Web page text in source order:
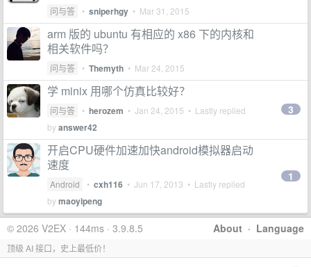
问与答 • sniperhgy • Mar 31, 2015
arm 版的 ubuntu 有相应的 x86 下的内核和
相关软件吗？
问与答 • Themyth • Mar 24, 2015
学 minix 用哪个仿真比较好？
问与答 • herozem • Jan 24, 2015 • Lastly replied
byanswer42
3
开启CPU硬件加速加快android模拟器启动
速度
Android • cxh116 • Jun 17, 2013 • Lastly replied
bymaoyipeng
1
About · Language
© 2026 V2EX · 144ms · 3.9.8.5
顶级 AI 接口，史上最低价！